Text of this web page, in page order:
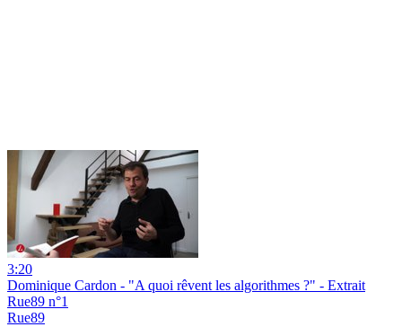
3:20
Dominique Cardon - "A quoi rêvent les algorithmes ?" - Extrait
Rue89 n°1
Rue89